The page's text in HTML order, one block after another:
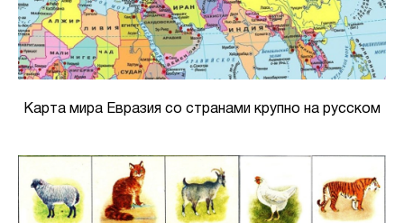
Карта мира Евразия со странами крупно на русском